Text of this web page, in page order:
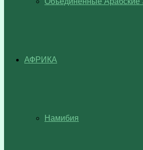
АФРИКА
Намибия